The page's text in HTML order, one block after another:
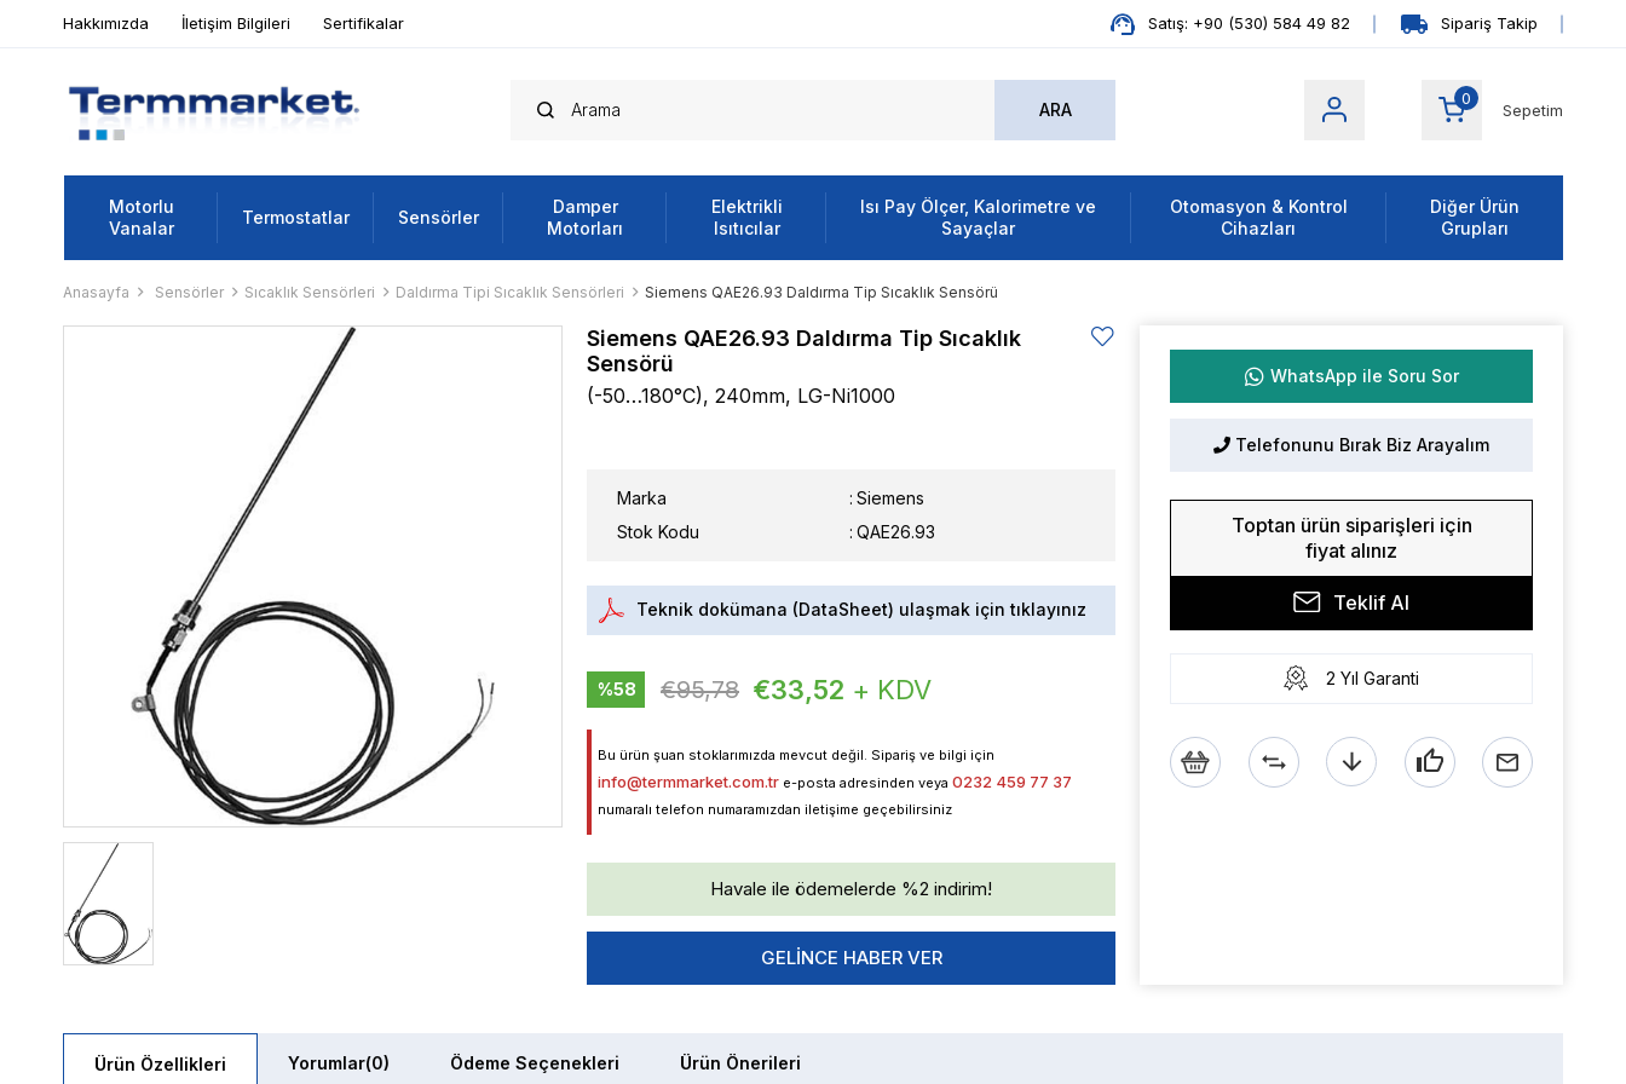
Hakkımızda İletişim Bilgileri Sertifikalar Satış: +90 (530) 584 49 82 Sipariş Takip
Sepetim
0
Motorlu
Vanalar
Termostatlar Sensörler
Damper
Motorları
Elektrikli
Isıtıcılar
Isı Pay Ölçer, Kalorimetre ve
Sayaçlar
Otomasyon & Kontrol
Cihazları
Diğer Ürün
Grupları
Anasayfa Sensörler Sıcaklık Sensörleri Daldırma Tipi Sıcaklık Sensörleri Siemens QAE26.93 Daldırma Tip Sıcaklık Sensörü
Siemens QAE26.93 Daldırma Tip Sıcaklık
Sensörü
(-50…180°C), 240mm, LG-Ni1000
Marka : Siemens
Stok Kodu
QAE26.93
Teknik dokümana (DataSheet) ulaşmak için tıklayınız
%58
İndirim
€95,78 €33,52 + KDV
Bu ürün şuan stoklarımızda mevcut değil. Sipariş ve bilgi için
info@termmarket.com.tr e-posta adresinden veya 0232 459 77 37
numaralı telefon numaramızdan iletişime geçebilirsiniz
Havale ile ödemelerde %2 indirim!
GELINCE HABER VER
WhatsApp ile Soru Sor
Telefonunu Bırak Biz Arayalım
Toptan ürün siparişleri için
fiyat alınız
Teklif Al
2 Yıl Garanti
Ürün Özellikleri Yorumlar(0) Ödeme Seçenekleri Ürün Önerileri